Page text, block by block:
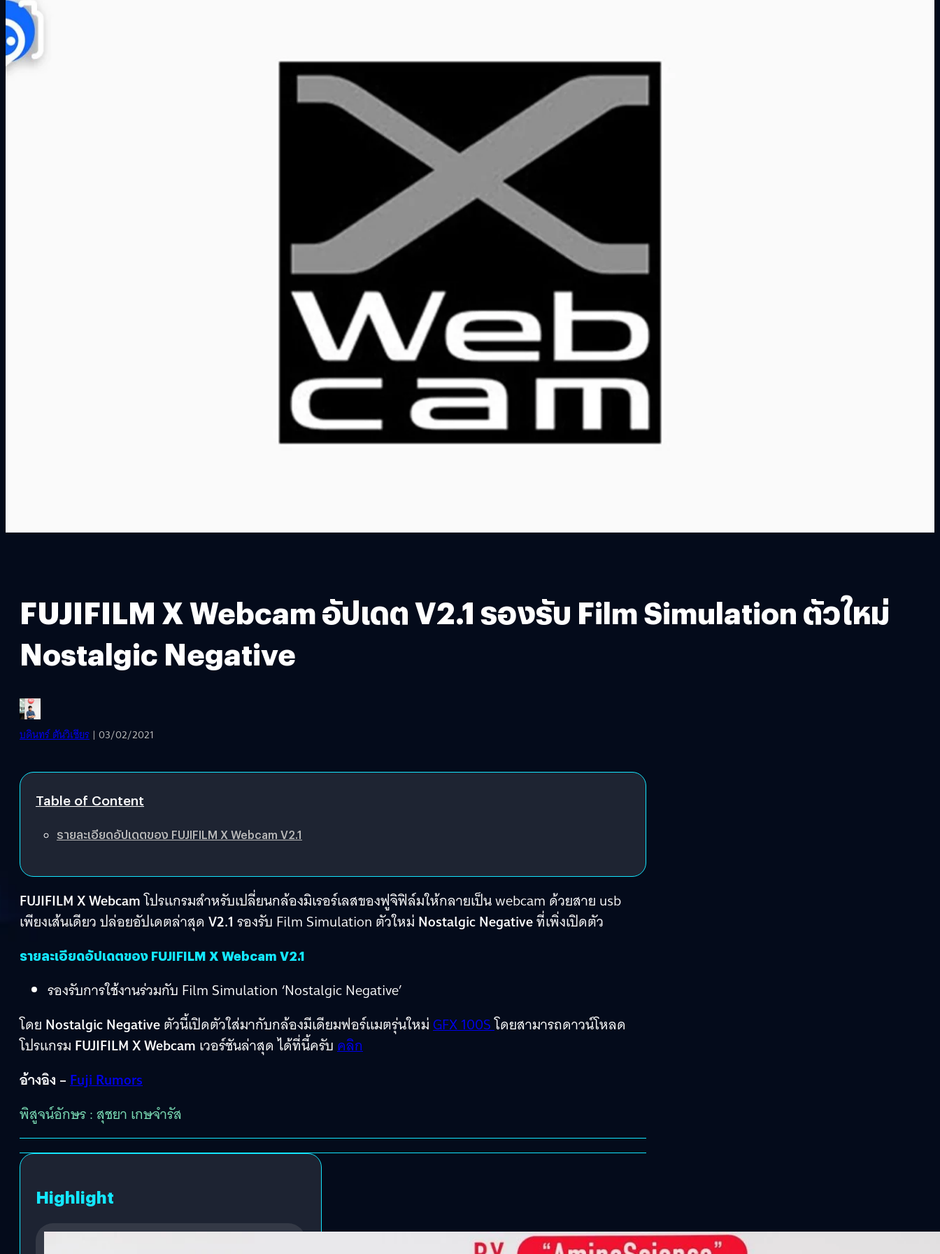
FUJIFILM X Webcam อัปเดต V2.1 รองรับ Film Simulation ตัวใหม่
Nostalgic Negative
บดินทร์ ตันวิเชียร | 03/02/2021
Table of Content
รายละเอียดอัปเดตของ FUJIFILM X Webcam V2.1
FUJIFILM X Webcamโปรแกรมสำหรับเปลี่ยนกล้องมิเรอร์เลสของฟูจิฟิล์มให้กลายเป็น webcam ด้วยสาย usb
เพียงเส้นเดียว ปล่อยอัปเดตล่าสุด V2.1 รองรับ Film Simulation ตัวใหม่ Nostalgic Negativeที่เพิ่งเปิดตัว
รายละเอียดอัปเดตของ FUJIFILM X Webcam V2.1
รองรับการใช้งานร่วมกับ Film Simulation ‘Nostalgic Negative’
โดย Nostalgic Negativeตัวนี้เปิดตัวใส่มากับกล้องมีเดียมฟอร์แมตรุ่นใหม่GFX 100Sโดยสามารถดาวน์โหลด
โปรแกรม FUJIFILM X Webcam เวอร์ชันล่าสุด ได้ที่นี้ครับคลิก
อ้างอิง –Fuji Rumors
พิสูจน์อักษร : สุชยา เกษจำรัส
Highlight